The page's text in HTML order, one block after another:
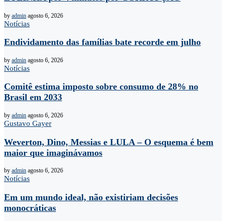
by admin agosto 6, 2026
Notícias
Endividamento das famílias bate recorde em julho
by admin agosto 6, 2026
Notícias
Comitê estima imposto sobre consumo de 28% no
Brasil em 2033
by admin agosto 6, 2026
Gustavo Gayer
Weverton, Dino, Messias e LULA – O esquema é bem
maior que imaginávamos
by admin agosto 6, 2026
Notícias
Em um mundo ideal, não existiriam decisões
monocráticas